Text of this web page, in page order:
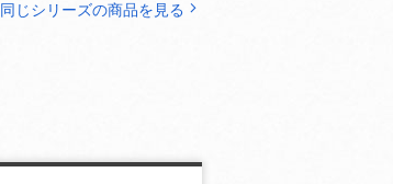
同じシリーズの商品を見る